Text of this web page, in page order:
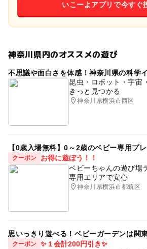
いこーよアプリで今すぐ
神奈川県内のオススメの遊び
不思議や面白さを体感！神奈川県の科学
昆虫・ロボット・宇宙
きっと見つかる
神奈川県横浜市西区
【0歳入場無料】0～2歳のベビー専用プ
クーポン
お得に遊ぼう！！
ベビーちゃんの遊び場
専用エリアで安心
神奈川県横浜市都筑区
思いっきり遊べる！ベビーガーデンは関
クーポン ✨１会計200円引き✨